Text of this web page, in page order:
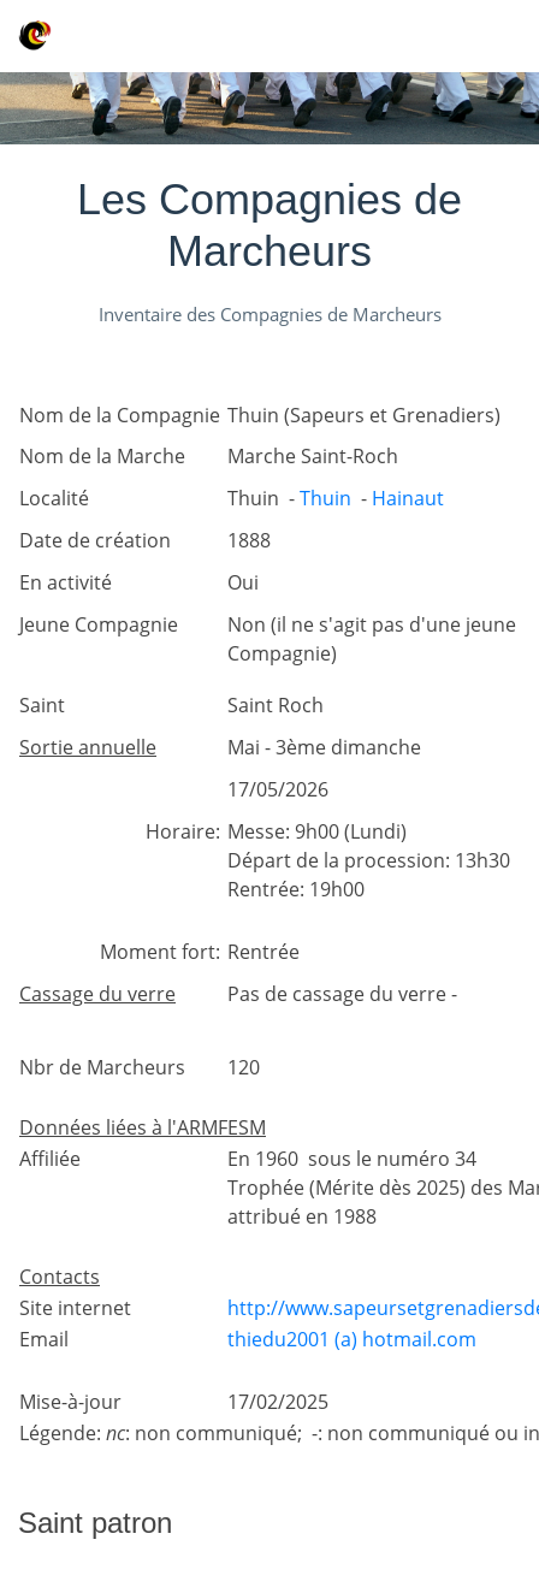
Les Compagnies de
Marcheurs
Inventaire des Compagnies de Marcheurs
Nom de la Compagnie Thuin (Sapeurs et Grenadiers)
Nom de la Marche
Marche Saint-Roch
Localité
Thuin -Thuin - Hainaut
Date de création
1888
En activité
Oui
Jeune Compagnie
Non (il ne s'agit pas d'une jeune
Compagnie)
Saint
Saint Roch
Sortie annuelle
Mai - 3ème dimanche
17/05/2026
Horaire: Messe: 9h00 (Lundi)
Départ de la procession: 13h30
Rentrée: 19h00
Moment fort: Rentrée
Cassage du verre
Pas de cassage du verre -
Nbr de Marcheurs 120
Données liées à l'ARMFESM
Affiliée
En 1960 sous le numéro 34
Trophée (Mérite dès 2025) des
attribué en 1988
Contacts
Site internet
http://
Email
thiedu2001 (a) hotmail.com
Mise-à-jour
17/02/2025
Légende: nc: non communiqué; -: non communiqué ou
Saint patron